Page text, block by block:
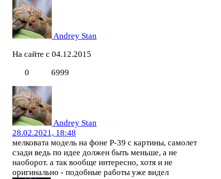
Andrey Stan
На сайте с 04.12.2015
0
6999
Andrey Stan
28.02.2021, 18:48
мелковата модель на фоне Р-39 с картины, самолет
сзади ведь по идее должен быть меньше, а не
наоборот. а так вообще интересно, хотя и не
оригинально - подобные работы уже видел